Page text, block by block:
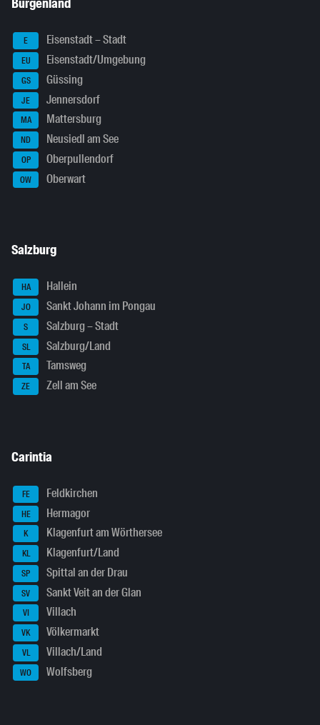
Burgenland
E Eisenstadt – Stadt
EU Eisenstadt/Umgebung
GS Güssing
JE Jennersdorf
MA Mattersburg
ND Neusiedl am See
OP Oberpullendorf
OW Oberwart
Salzburg
HA Hallein
JO Sankt Johann im Pongau
S Salzburg – Stadt
SL Salzburg/Land
TA Tamsweg
ZE Zell am See
Carintia
FE Feldkirchen
HE Hermagor
K Klagenfurt am Wörthersee
KL Klagenfurt/Land
SP Spittal an der Drau
SV Sankt Veit an der Glan
VI Villach
VK Völkermarkt
VL Villach/Land
WO Wolfsberg